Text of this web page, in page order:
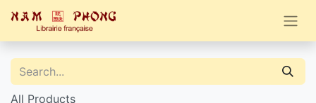
All Products